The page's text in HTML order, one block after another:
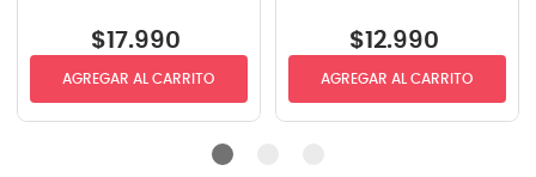
$17.990
AGREGAR AL CARRITO
$12.990
AGREGAR AL CARRITO